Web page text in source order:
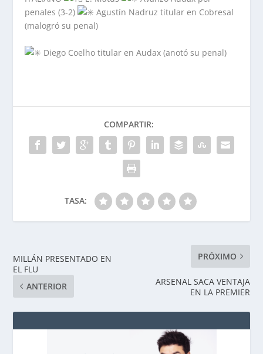
penales (3-2)
Agustín Nadruz titular en Cobresal
(malogró su penal)
Diego Coelho titular en Audax (anotó su penal)
COMPARTIR:
TASA:
MILLÁN PRESENTADO EN
EL FLU
ANTERIOR
PRÓXIMO
ARSENAL SACA VENTAJA
EN LA PREMIER